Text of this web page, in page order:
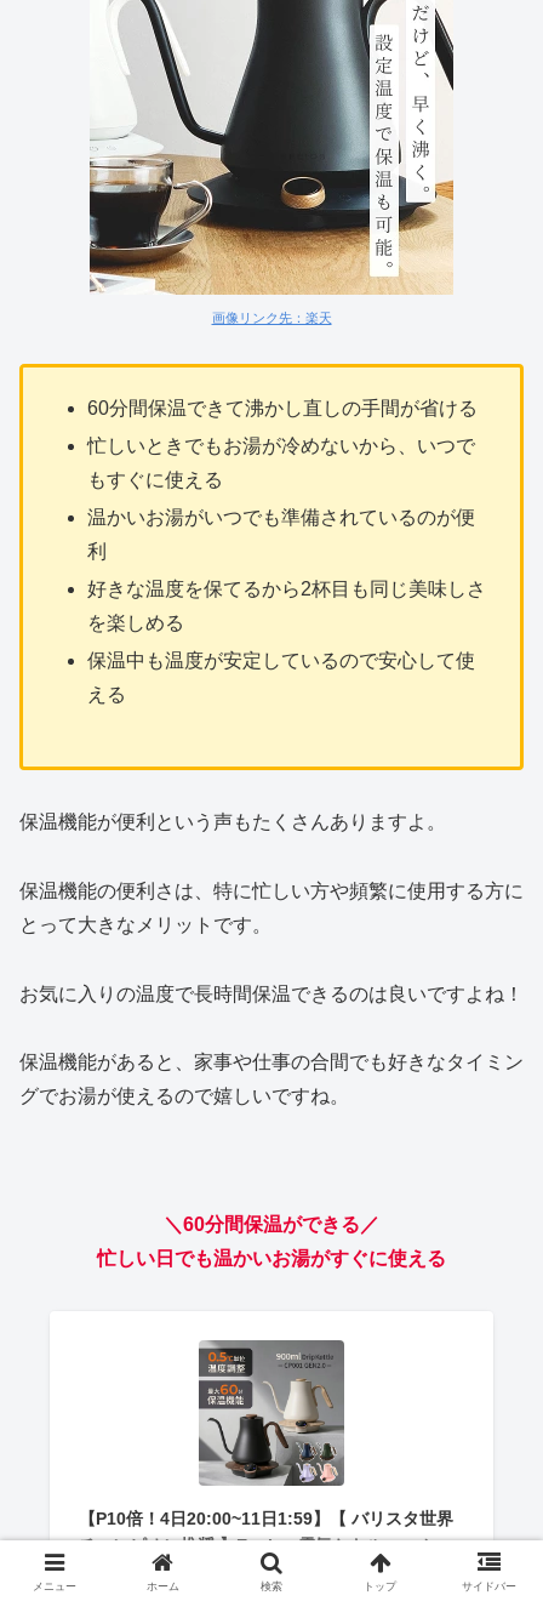
画像リンク先：楽天
60分間保温できて沸かし直しの手間が省ける
忙しいときでもお湯が冷めないから、いつで
もすぐに使える
温かいお湯がいつでも準備されているのが便
利
好きな温度を保てるから2杯目も同じ美味しさ
を楽しめる
保温中も温度が安定しているので安心して使
える
保温機能が便利という声もたくさんありますよ。
保温機能の便利さは、特に忙しい方や頻繁に使用する方に
とって大きなメリットです。
お気に入りの温度で長時間保温できるのは良いですよね！
保温機能があると、家事や仕事の合間でも好きなタイミン
グでお湯が使えるので嬉しいですね。
＼60分間保温ができる／
忙しい日でも温かいお湯がすぐに使える
【P10倍！4日20:00~11日1:59】【 バリスタ世界
チャンピオン推奨 】Epeios 電気ケトル コーヒー
ドリップケトル 細口 湯沸かしポット おしゃれ
メニュー ホーム 検索 トップ サイドバー